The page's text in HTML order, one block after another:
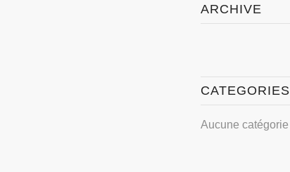
ARCHIVE
CATEGORIES
Aucune catégorie